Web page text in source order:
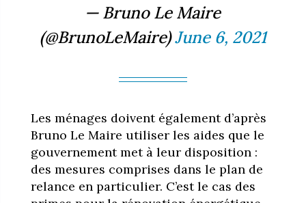
— Bruno Le Maire
(@BrunoLeMaire)June 6, 2021
Les ménages doivent également d’après
Bruno Le Maire utiliser les aides que le
gouvernement met à leur disposition :
des mesures comprises dans le plan de
relance en particulier. C’est le cas des